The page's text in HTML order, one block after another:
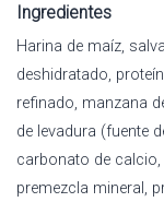
Ingredientes
Harina de maíz,
deshidratado,
refinado, manzana
de levadura (fuente
carbonato de
premezcla mineral,